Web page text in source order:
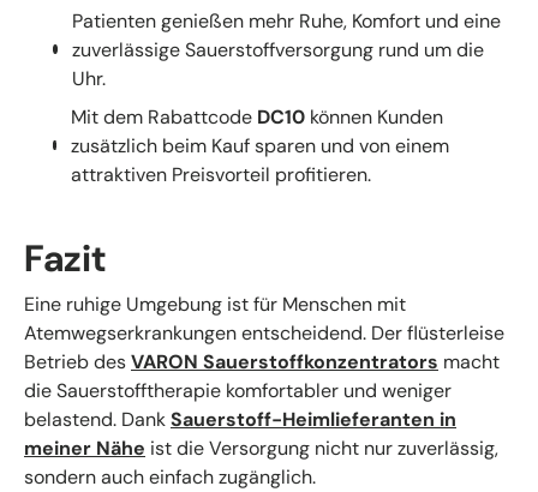
Patienten genießen mehr Ruhe, Komfort und eine
zuverlässige Sauerstoffversorgung rund um die
Uhr.
Mit dem Rabattcode DC10 können Kunden
zusätzlich beim Kauf sparen und von einem
attraktiven Preisvorteil profitieren.
Fazit
Eine ruhige Umgebung ist für Menschen mit
Atemwegserkrankungen entscheidend. Der flüsterleise
Betrieb desVARON Sauerstoffkonzentrators macht
die Sauerstofftherapie komfortabler und weniger
belastend. DankSauerstoff-Heimlieferanten in
meiner Nähe ist die Versorgung nicht nur zuverlässig,
sondern auch einfach zugänglich.